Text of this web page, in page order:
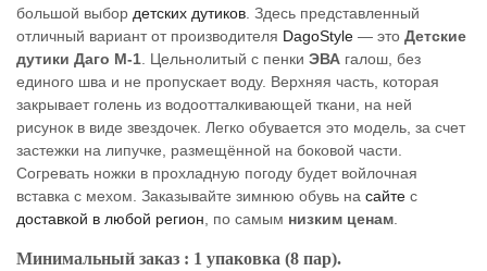
большой выбор детских дутиков . Здесь представленный
отличный вариант от производителя DagoStyle — это Детские
дутики Даго М-1 . Цельнолитый с пенки ЭВА галош, без
единого шва и не пропускает воду. Верхняя часть, которая
закрывает голень из водоотталкивающей ткани, на ней
рисунок в виде звездочек. Легко обувается это модель, за счет
застежки на липучке, размещённой на боковой части.
Согревать ножки в прохладную погоду будет войлочная
вставка с мехом. Заказывайте зимнюю обувь на сайте с
доставкой в любой регион , по самым низким ценам
Минимальный заказ : 1 упаковка (8 пар).